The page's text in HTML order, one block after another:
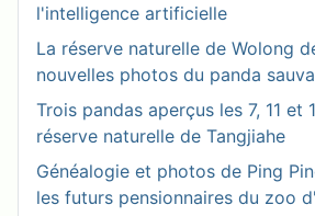
l'intelligence artificielle
La réserve naturelle de Wolong
nouvelles photos du panda
Trois pandas aperçus les 7, 11 et
réserve naturelle de Tangjiahe
Généalogie et photos de Ping
les futurs pensionnaires du zoo